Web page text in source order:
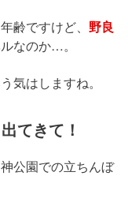
齢ですけど、 野良
なのか…。
気はしますね。
てきて！
公園での立ちんぼ